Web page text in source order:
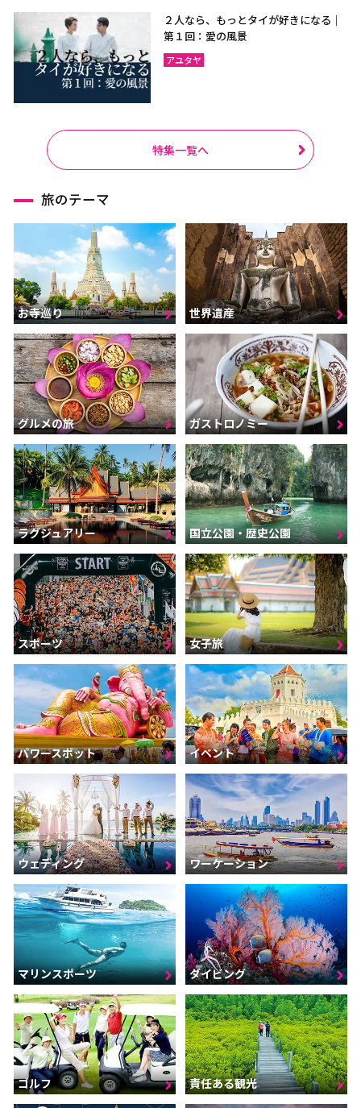
２人なら、もっとタイが好きになる｜
第１回：愛の風景
アユタヤ
特集一覧へ
旅のテーマ
お寺巡り 世界遺産
グルメの旅 ガストロノミー
ラグジュアリー 国立公園・歴史公園
スポーツ 女子旅
パワースポット イベント
ウェディング ワーケーション
マリンスポーツ ダイビング
ゴルフ 責任ある観光